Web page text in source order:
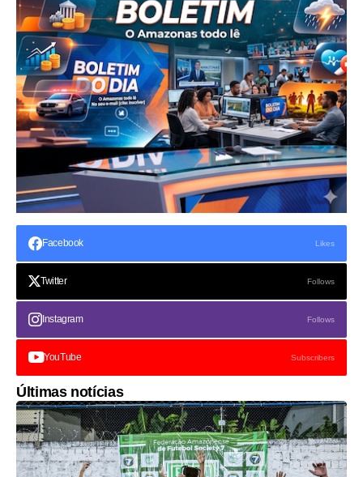
Facebook Likes
Twitter Follows
Instagram Follows
YouTube Subscribers
Últimas notícias